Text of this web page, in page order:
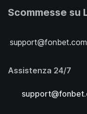
Scommesse su
support@fonbet.com
Assistenza 24/7